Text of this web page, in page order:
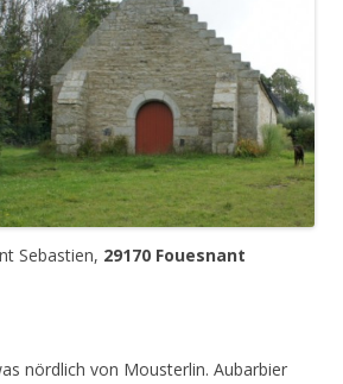
Sebastien, 29170 Fouesnant
nördlich von Mousterlin. Aubarbier